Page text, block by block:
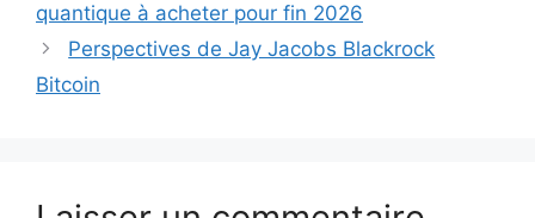
quantique à acheter pour fin 2026
Perspectives de Jay Jacobs Blackrock
Bitcoin